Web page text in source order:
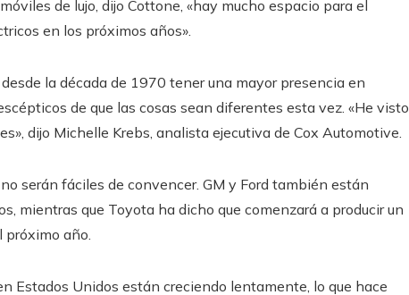
de lujo, dijo Cottone, «hay mucho espacio para el
en los próximos años».
la década de 1970 tener una mayor presencia en
de que las cosas sean diferentes esta vez. «He visto
dijo Michelle Krebs, analista ejecutiva de Cox Automotive.
serán fáciles de convencer. GM y Ford también están
mientras que Toyota ha dicho que comenzará a producir un
próximo año.
Estados Unidos están creciendo lentamente, lo que hace